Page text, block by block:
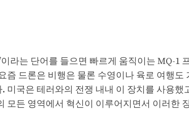
라는 단어를 들으면 빠르게 움직이는 MQ-1
즘 드론은 비행은 물론 수영이나 육로 여행도
미국은 테러와의 전쟁 내내 이 장치를 사용
모든 영역에서 혁신이 이루어지면서 이러한